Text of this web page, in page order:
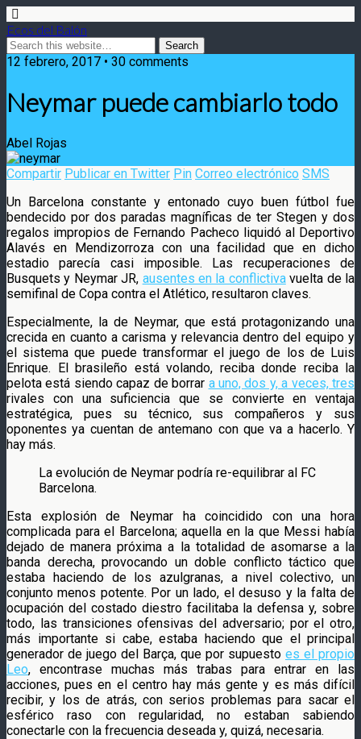
Ecos del Balón
12 febrero, 2017 • 30 comments
Neymar puede cambiarlo todo
Abel Rojas
Compartir Publicar en Twitter Pin Correo electrónico SMS
Un Barcelona constante y entonado cuyo buen fútbol fue
bendecido por dos paradas magníficas de ter Stegen y dos
regalos impropios de Fernando Pacheco liquidó al Deportivo
Alavés en Mendizorroza con una facilidad que en dicho
estadio parecía casi imposible. Las recuperaciones de
Busquets y Neymar JR, ausentes en la conflictivavuelta de la
semifinal de Copa contra el Atlético, resultaron claves.
Especialmente, la de Neymar, que está protagonizando una
crecida en cuanto a carisma y relevancia dentro del equipo y
el sistema que puede transformar el juego de los de Luis
Enrique. El brasileño está volando, reciba donde reciba la
pelota está siendo capaz de borrar a uno, dos y, a veces, tres
rivales con una suficiencia que se convierte en ventaja
estratégica, pues su técnico, sus compañeros y sus
oponentes ya cuentan de antemano con que va a hacerlo. Y
hay más.
La evolución de Neymar podría re-equilibrar al FC
Barcelona.
Esta explosión de Neymar ha coincidido con una hora
complicada para el Barcelona; aquella en la que Messi había
dejado de manera próxima a la totalidad de asomarse a la
banda derecha, provocando un doble conflicto táctico que
estaba haciendo de los azulgranas, a nivel colectivo, un
conjunto menos potente. Por un lado, el desuso y la falta de
ocupación del costado diestro facilitaba la defensa y, sobre
todo, las transiciones ofensivas del adversario; por el otro,
más importante si cabe, estaba haciendo que el principal
generador de juego del Barça, que por supuesto es el propio
Leo, encontrase muchas más trabas para entrar en las
acciones, pues en el centro hay más gente y es más difícil
recibir, y los de atrás, con serios problemas para sacar el
esférico raso con regularidad, no estaban sabiendo
conectarle con la frecuencia deseada y, quizá, necesaria.